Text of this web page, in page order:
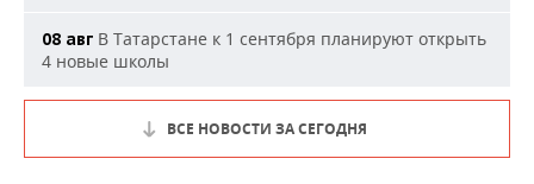
08 авг В Татарстане к 1 сентября планируют открыть
4 новые школы
ВСЕ НОВОСТИ ЗА СЕГОДНЯ